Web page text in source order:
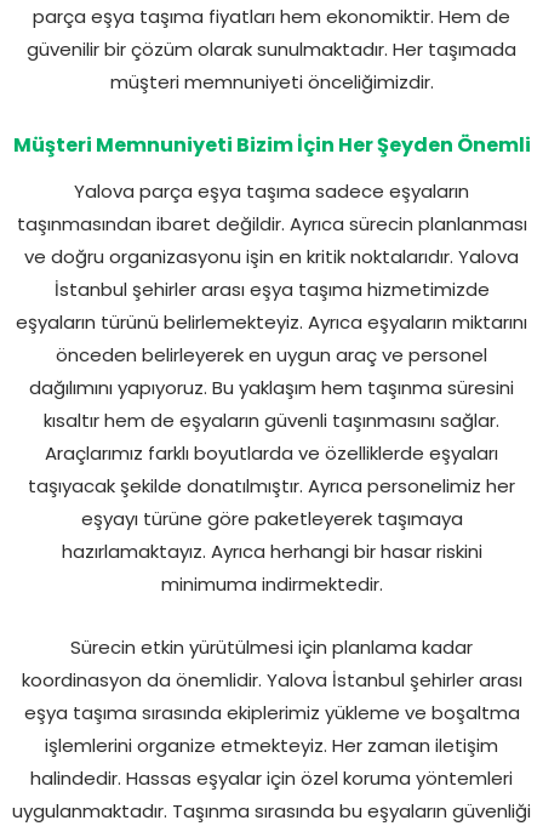
parça eşya taşıma fiyatları hem ekonomiktir. Hem de
güvenilir bir çözüm olarak sunulmaktadır. Her taşımada
müşteri memnuniyeti önceliğimizdir.
Müşteri Memnuniyeti Bizim İçin Her Şeyden Önemli
Yalova parça eşya taşıma sadece eşyaların
taşınmasından ibaret değildir. Ayrıca sürecin planlanması
ve doğru organizasyonu işin en kritik noktalarıdır. Yalova
İstanbul şehirler arası eşya taşıma hizmetimizde
eşyaların türünü belirlemekteyiz. Ayrıca eşyaların miktarını
önceden belirleyerek en uygun araç ve personel
dağılımını yapıyoruz. Bu yaklaşım hem taşınma süresini
kısaltır hem de eşyaların güvenli taşınmasını sağlar.
Araçlarımız farklı boyutlarda ve özelliklerde eşyaları
taşıyacak şekilde donatılmıştır. Ayrıca personelimiz her
eşyayı türüne göre paketleyerek taşımaya
hazırlamaktayız. Ayrıca herhangi bir hasar riskini
minimuma indirmektedir.
Sürecin etkin yürütülmesi için planlama kadar
koordinasyon da önemlidir. Yalova İstanbul şehirler arası
eşya taşıma sırasında ekiplerimiz yükleme ve boşaltma
işlemlerini organize etmekteyiz. Her zaman iletişim
halindedir. Hassas eşyalar için özel koruma yöntemleri
uygulanmaktadır. Taşınma sırasında bu eşyaların güvenliği